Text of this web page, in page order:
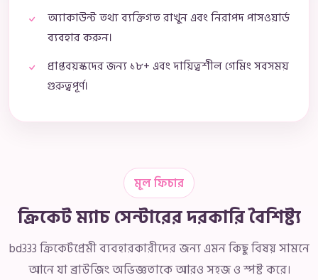
অ্যাকাউন্ট তথ্য ব্যক্তিগত রাখুন এবং নিরাপদ পাসওয়ার্ড
ব্যবহার করুন।
প্রাপ্তবয়স্কদের জন্য ১৮+ এবং দায়িত্বশীল গেমিং সবসময়
গুরুত্বপূর্ণ।
মূল ফিচার
ক্রিকেট ম্যাচ সেন্টারের দরকারি বৈশিষ্ট্য
bd333 ক্রিকেটপ্রেমী ব্যবহারকারীদের জন্য এমন কিছু বিষয় সামনে
আনে যা ব্রাউজিং অভিজ্ঞতাকে আরও সহজ ও স্পষ্ট করে।